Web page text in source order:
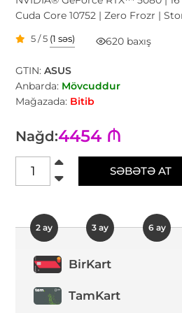
Cuda Core 10752 | Zero Frozr |
5 / 5 (1 səs) 620 baxış
GTIN:ASUS
Anbarda: Mövcuddur
Mağazada: Bitib
Nağd:4454 ₼
SƏBƏTƏ AT
2 ay 3 ay 6 ay
BirKart
TamKart